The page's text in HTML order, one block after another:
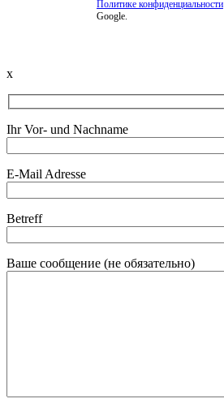
Beschwerde einreichen
Политике конфиденциальности
Google.
x
Ihr Vor- und Nachname
E-Mail Adresse
Betreff
Ваше сообщение (не обязательно)